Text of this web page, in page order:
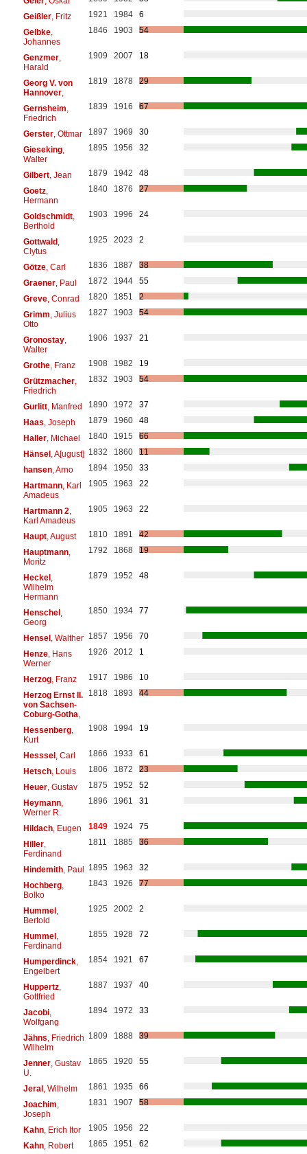
Geißler, Fritz 1921 1984
6
Gelbke,
Johannes
1846 1903 54
Genzmer,
Harald
1909 2007 18
Georg V. von
Hannover,
1819 1878 29
Gernsheim,
Friedrich
1839 1916 67
Gerster, Ottmar 1897 1969
30
Gieseking,
Walter
1895 1956 32
Gilbert, Jean 1879 1942
48
Goetz,
Hermann
1840 1876 27
Goldschmidt,
Berthold
1903 1996 24
Gottwald ,
Clytus
1925 2023 2
Götze, Carl 1836 1887
38
Graener, Paul 1872 1944
55
Greve, Conrad 1820 1851
2
Grimm, Julius
Otto
1827 1903 54
Gronostay,
Walter
1906 1937 21
Grothe, Franz 1908 1982
19
Grützmacher,
Friedrich
1832 1903 54
Gurlitt, Manfred 1890 1972
37
Haas, Joseph 1879 1960
48
Haller, Michael 1840 1915
66
Hänsel , A[ugust] 1832 1860
11
hansen, Arno 1894 1950
33
Hartmann, Karl
Amadeus
1905 1963 22
Hartmann 2,
Karl Amadeus
1905 1963 22
Haupt, August 1810 1891
42
Hauptmann,
Moritz
1792 1868 19
Heckel ,
Wilhelm
Hermann
1879 1952 48
Henschel ,
Georg
1850 1934 77
Hensel , Walther 1857 1956
70
Henze, Hans
Werner
1926 2012 1
Herzog, Franz 1917 1986
10
Herzog Ernst II.
von Sachsen-
Coburg-Gotha,
1818 1893 44
Hessenberg,
Kurt
1908 1994 19
Hesssel , Carl 1866 1933
61
Hetsch, Louis 1806 1872
23
Heuer, Gustav 1875 1952
52
Heymann,
Werner R.
1896 1961 31
Hildach, Eugen 1849 1924
75
Hiller,
Ferdinand
1811 1885 36
Hindemith, Paul 1895 1963
32
Hochberg,
Bolko
1843 1926 77
Hummel ,
Bertold
1925 2002 2
Hummel ,
Ferdinand
1855 1928 72
Humperdinck,
Engelbert
1854 1921 67
Huppertz,
Gottfried
1887 1937 40
Jacobi,
Wolfgang
1894 1972 33
Jähns, Friedrich
Wilhelm
1809 1888 39
Jenner, Gustav
U.
1865 1920 55
Jeral , Wilhelm 1861 1935
66
Joachim,
Joseph
1831 1907 58
Kahn, Erich Itor 1905 1956
22
Kahn, Robert 1865 1951
62